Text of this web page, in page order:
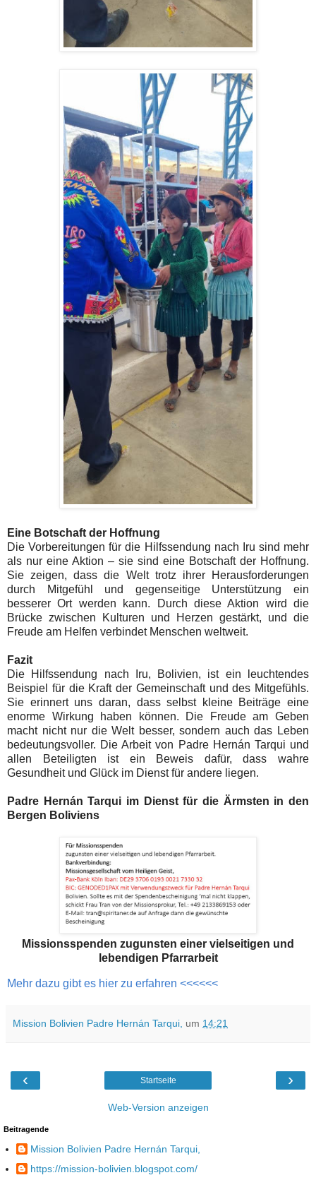
Eine Botschaft der Hoffnung
Die Vorbereitungen für die Hilfssendung nach Iru sind mehr
als nur eine Aktion – sie sind eine Botschaft der Hoffnung.
Sie zeigen, dass die Welt trotz ihrer Herausforderungen
durch Mitgefühl und gegenseitige Unterstützung ein
besserer Ort werden kann. Durch diese Aktion wird die
Brücke zwischen Kulturen und Herzen gestärkt, und die
Freude am Helfen verbindet Menschen weltweit.
Fazit
Die Hilfssendung nach Iru, Bolivien, ist ein leuchtendes
Beispiel für die Kraft der Gemeinschaft und des Mitgefühls.
Sie erinnert uns daran, dass selbst kleine Beiträge eine
enorme Wirkung haben können. Die Freude am Geben
macht nicht nur die Welt besser, sondern auch das Leben
bedeutungsvoller. Die Arbeit von Padre Hernán Tarqui und
allen Beteiligten ist ein Beweis dafür, dass wahre
Gesundheit und Glück im Dienst für andere liegen.
Padre Hernán Tarqui im Dienst für die Ärmsten in den
Bergen Boliviens
Missionsspenden zugunsten einer vielseitigen und
lebendigen Pfarrarbeit
Mehr dazu gibt es hier zu erfahren <<<<<<
Mission Bolivien Padre Hernán Tarqui, um 14:21
‹ ›
Startseite
Web-Version anzeigen
Beitragende
Mission Bolivien Padre Hernán Tarqui,
https://mission-bolivien.blogspot.com/